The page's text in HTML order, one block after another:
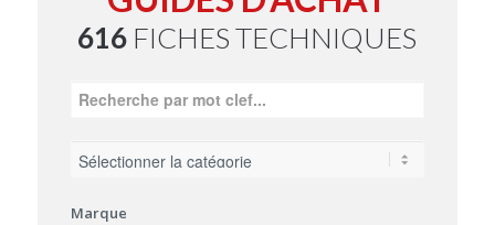
616 FICHES TECHNIQUES
Marque